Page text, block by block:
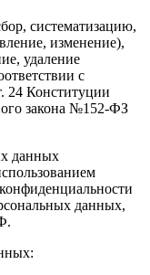
систематизацию,
изменение),
удаление
с
24 Конституции
закона №152-ФЗ
данных
данных,